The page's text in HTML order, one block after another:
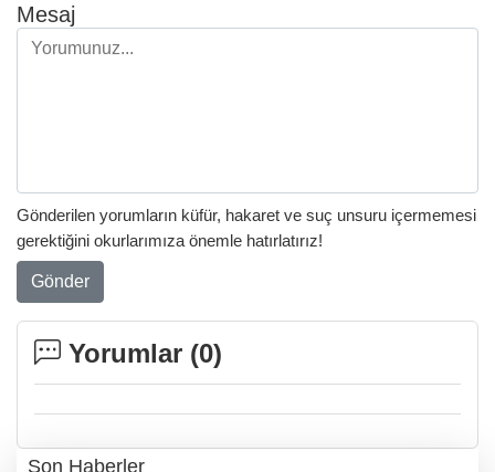
Mesaj
Gönderilen yorumların küfür, hakaret ve suç unsuru içermemesi
gerektiğini okurlarımıza önemle hatırlatırız!
Gönder
Yorumlar (0)
Son Haberler